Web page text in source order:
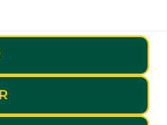
TRABAJO